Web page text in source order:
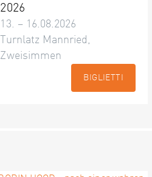
2026
13. – 16.08.2026
Turnlatz Mannried,
Zweisimmen
BIGLIETTI